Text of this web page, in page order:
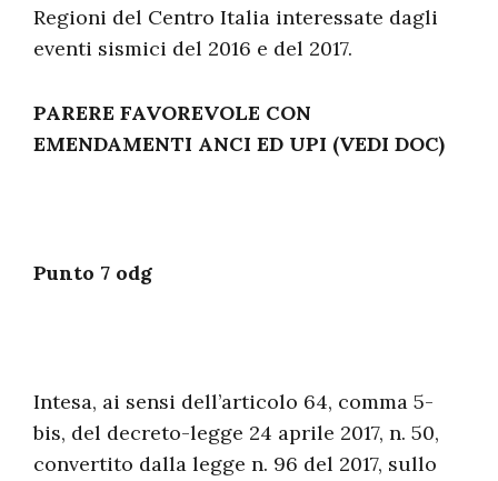
Regioni del Centro Italia interessate dagli
eventi sismici del 2016 e del 2017.
PARERE FAVOREVOLE CON
EMENDAMENTI ANCI ED UPI (VEDI DOC)
Punto 7 odg
Intesa, ai sensi dell’articolo 64, comma 5-
bis, del decreto-legge 24 aprile 2017, n. 50,
convertito dalla legge n. 96 del 2017, sullo